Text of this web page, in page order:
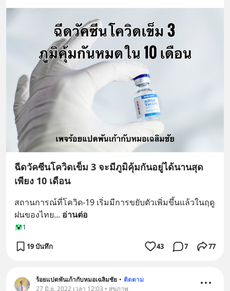
ฉีดวัคซีนโควิดเข็ม 3 จะมีภูมิคุ้มกันอยู่ได้นานสุด
เพียง 10 เดือน
สถานการณ์ที่โควิด-19 เริ่มมีการขยับตัวเพิ่มขึ้นแล้วในฤดู
ฝนของไทย... อ่านต่อ
1
19 บันทึก 43 7 77
ร้อยแปดพันเก้ากับหมอเฉลิมชัย • ติดตาม
27 มิ.ย. 2022 เวลา 12:03 • สุขภาพ